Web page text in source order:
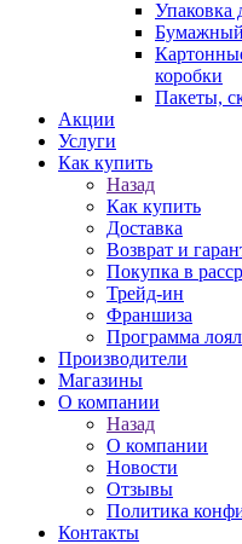
Упаковка
Бумажный
коробки
Пакеты,
Акции
Услуги
Как купить
Назад
Как купить
Доставка
Возврат и
Покупка в
Трейд-ин
Франшиза
Программа
Производители
Магазины
О компании
Назад
О компании
Новости
Отзывы
Политика
Контакты